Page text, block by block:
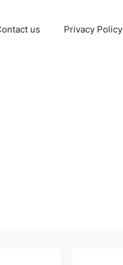
us Privacy Policy